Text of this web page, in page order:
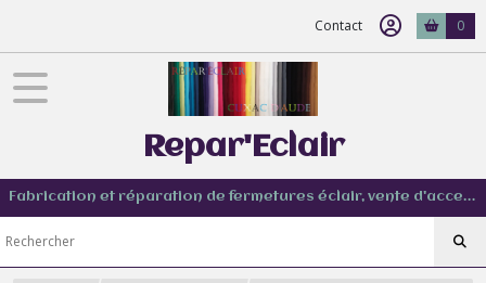
Contact 0
Repar'Eclair
Fabrication et réparation de fermetures éclair, vente d'accessoire couture de tout type